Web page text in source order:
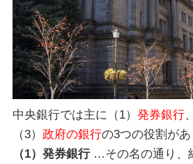
中央銀行では主に（1） 発券銀行
（3） 政府の銀行の3つの役割があ
（1）発券銀行…その名の通り、